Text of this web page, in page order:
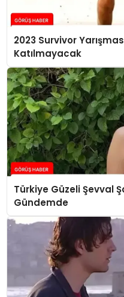
2023 Survivor
Katılmayacak
Türkiye Güzeli Şevval
Gündemde